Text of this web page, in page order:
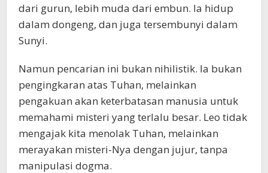
dari gurun, lebih muda dari embun. Ia hidup
dalam dongeng, dan juga tersembunyi dalam
Sunyi.
Namun pencarian ini bukan nihilistik. Ia bukan
pengingkaran atas Tuhan, melainkan
pengakuan akan keterbatasan manusia untuk
memahami misteri yang terlalu besar. Leo tidak
mengajak kita menolak Tuhan, melainkan
merayakan misteri-Nya dengan jujur, tanpa
manipulasi dogma.